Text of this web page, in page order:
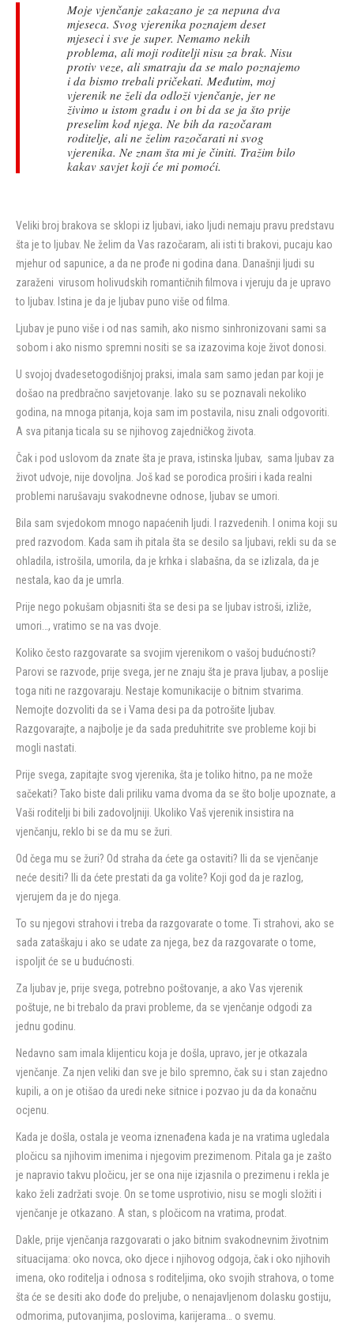
Moje vjenčanje zakazano je za nepuna dva
mjeseca. Svog vjerenika poznajem deset
mjeseci i sve je super. Nemamo nekih
problema, ali moji roditelji nisu za brak. Nisu
protiv veze, ali smatraju da se malo poznajemo
i da bismo trebali pričekati. Međutim, moj
vjerenik ne želi da odloži vjenčanje, jer ne
živimo u istom gradu i on bi da se ja što prije
preselim kod njega. Ne bih da razočaram
roditelje, ali ne želim razočarati ni svog
vjerenika. Ne znam šta mi je činiti. Tražim bilo
kakav savjet koji će mi pomoći.
Veliki broj brakova se sklopi iz ljubavi, iako ljudi nemaju pravu predstavu
šta je to ljubav. Ne želim da Vas razočaram, ali isti ti brakovi, pucaju kao
mjehur od sapunice, a da ne prođe ni godina dana. Današnji ljudi su
zaraženi virusom holivudskih romantičnih filmova i vjeruju da je upravo
to ljubav. Istina je da je ljubav puno više od filma.
Ljubav je puno više i od nas samih, ako nismo sinhronizovani sami sa
sobom i ako nismo spremni nositi se sa izazovima koje život donosi.
U svojoj dvadesetogodišnjoj praksi, imala sam samo jedan par koji je
došao na predbračno savjetovanje. Iako su se poznavali nekoliko
godina, na mnoga pitanja, koja sam im postavila, nisu znali odgovoriti.
A sva pitanja ticala su se njihovog zajedničkog života.
Čak i pod uslovom da znate šta je prava, istinska ljubav, sama ljubav za
život udvoje, nije dovoljna. Još kad se porodica proširi i kada realni
problemi narušavaju svakodnevne odnose, ljubav se umori.
Bila sam svjedokom mnogo napaćenih ljudi. I razvedenih. I onima koji su
pred razvodom. Kada sam ih pitala šta se desilo sa ljubavi, rekli su da se
ohladila, istrošila, umorila, da je krhka i slabašna, da se izlizala, da je
nestala, kao da je umrla.
Prije nego pokušam objasniti šta se desi pa se ljubav istroši, izliže,
umori…, vratimo se na vas dvoje.
Koliko često razgovarate sa svojim vjerenikom o vašoj budućnosti?
Parovi se razvode, prije svega, jer ne znaju šta je prava ljubav, a poslije
toga niti ne razgovaraju. Nestaje komunikacije o bitnim stvarima.
Nemojte dozvoliti da se i Vama desi pa da potrošite ljubav.
Razgovarajte, a najbolje je da sada preduhitrite sve probleme koji bi
mogli nastati.
Prije svega, zapitajte svog vjerenika, šta je toliko hitno, pa ne može
sačekati? Tako biste dali priliku vama dvoma da se što bolje upoznate, a
Vaši roditelji bi bili zadovoljniji. Ukoliko Vaš vjerenik insistira na
vjenčanju, reklo bi se da mu se žuri.
Od čega mu se žuri? Od straha da ćete ga ostaviti? Ili da se vjenčanje
neće desiti? Ili da ćete prestati da ga volite? Koji god da je razlog,
vjerujem da je do njega.
To su njegovi strahovi i treba da razgovarate o tome. Ti strahovi, ako se
sada zataškaju i ako se udate za njega, bez da razgovarate o tome,
ispoljit će se u budućnosti.
Za ljubav je, prije svega, potrebno poštovanje, a ako Vas vjerenik
poštuje, ne bi trebalo da pravi probleme, da se vjenčanje odgodi za
jednu godinu.
Nedavno sam imala klijenticu koja je došla, upravo, jer je otkazala
vjenčanje. Za njen veliki dan sve je bilo spremno, čak su i stan zajedno
kupili, a on je otišao da uredi neke sitnice i pozvao ju da da konačnu
ocjenu.
Kada je došla, ostala je veoma iznenađena kada je na vratima ugledala
pločicu sa njihovim imenima i njegovim prezimenom. Pitala ga je zašto
je napravio takvu pločicu, jer se ona nije izjasnila o prezimenu i rekla je
kako želi zadržati svoje. On se tome usprotivio, nisu se mogli složiti i
vjenčanje je otkazano. A stan, s pločicom na vratima, prodat.
Dakle, prije vjenčanja razgovarati o jako bitnim svakodnevnim životnim
situacijama: oko novca, oko djece i njihovog odgoja, čak i oko njihovih
imena, oko roditelja i odnosa s roditeljima, oko svojih strahova, o tome
šta će se desiti ako dođe do preljube, o nenajavljenom dolasku gostiju,
odmorima, putovanjima, poslovima, karijerama… o svemu.